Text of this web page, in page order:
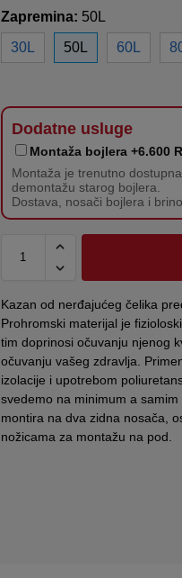
Zapremina: 50L
30L
50L 60L
Dodatne usluge
Montaža bojlera +6.600
Montaža je trenutno
demontažu starog bojlera.
Dostava, nosači bojlera i
Kazan od nerđajućeg čelika
Prohromski materijal je
tim doprinosi očuvanju njenog
očuvanju vašeg zdravlja.
izolacije i upotrebom
svedemo na minimum a
montira na dva zidna nosača,
nožicama za montažu na pod.